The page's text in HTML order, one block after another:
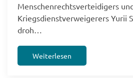
Menschenrechtsverteidigers
Kriegsdienstverweigerers Yurii
droh…
Weiterlesen